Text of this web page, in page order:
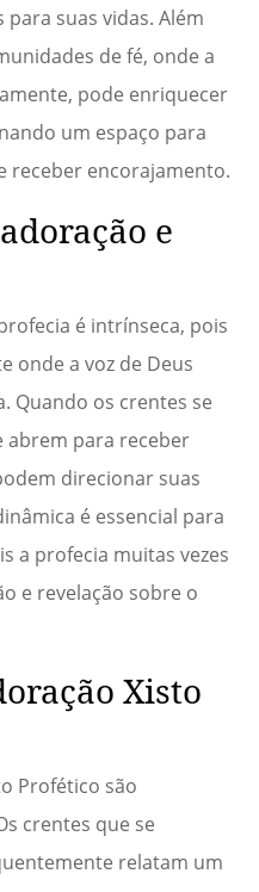
suas vidas. Além
de fé, onde a
pode enriquecer
um espaço para
receber encorajamento.
e
é intrínseca, pois
onde a voz de Deus
Quando os crentes se
abrem para receber
direcionar suas
é essencial para
a profecia muitas vezes
e revelação sobre o
Xisto
Profético são
crentes que se
relatam um